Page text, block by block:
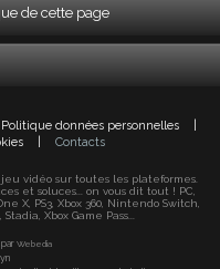
de cette page
Politique données personnelles
Contacts
vidéo sur toutes les plateformes.
et soluces... on vous dit tout ! PC,
X, PS3, Xbox 360, Nintendo Switch,
Xbox Game Pass...
Webedia